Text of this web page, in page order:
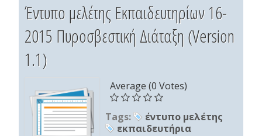
Έντυπο μελέτης Εκπαιδευτηρίων 16-
2015 Πυροσβεστική Διάταξη (Version
1.1)
Average (0 Votes)
Tags:
έντυπο μελέτης
εκπαιδευτήρια